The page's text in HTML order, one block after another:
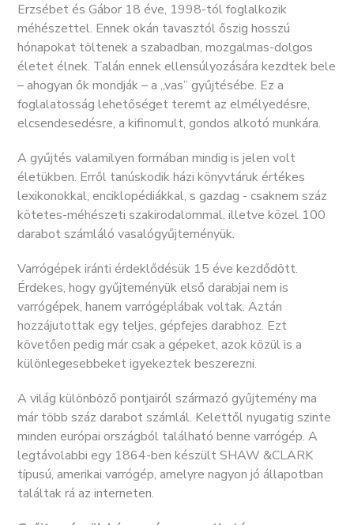
Erzsébet és Gábor 18 éve, 1998-tól foglalkozik
méhészettel. Ennek okán tavasztól őszig hosszú
hónapokat töltenek a szabadban, mozgalmas-dolgos
életet élnek. Talán ennek ellensúlyozására kezdtek bele
– ahogyan ők mondják – a „vas” gyűjtésébe. Ez a
foglalatosság lehetőséget teremt az elmélyedésre,
elcsendesedésre, a kifinomult, gondos alkotó munkára.
A gyűjtés valamilyen formában mindig is jelen volt
életükben. Erről tanúskodik házi könyvtáruk értékes
lexikonokkal, enciklopédiákkal, s gazdag - csaknem száz
kötetes-méhészeti szakirodalommal, illetve közel 100
darabot számláló vasalógyűjteményük.
Varrógépek iránti érdeklődésük 15 éve kezdődött.
Érdekes, hogy gyűjteményük első darabjai nem is
varrógépek, hanem varrógéplábak voltak. Aztán
hozzájutottak egy teljes, gépfejes darabhoz. Ezt
követően pedig már csak a gépeket, azok közül is a
különlegesebbeket igyekeztek beszerezni.
A világ különböző pontjairól származó gyűjtemény ma
már több száz darabot számlál. Kelettől nyugatig szinte
minden európai országból található benne varrógép. A
legtávolabbi egy 1864-ben készült SHAW &CLARK
típusú, amerikai varrógép, amelyre nagyon jó állapotban
találtak rá az interneten.